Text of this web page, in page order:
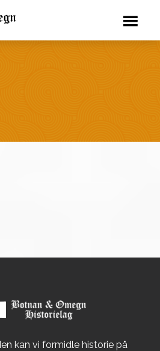
kan vi formidle historie på